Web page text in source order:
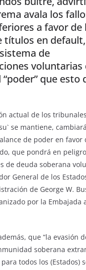
avala los
a favor de
títulos en
de
voluntarias
que esto
actual de los
se mantiene, cambiará
de poder en favor
que pondrá en
de deuda soberana
General de los
de George W.
por la Embajada
que “la evasión
soberana
todos los (Estados)